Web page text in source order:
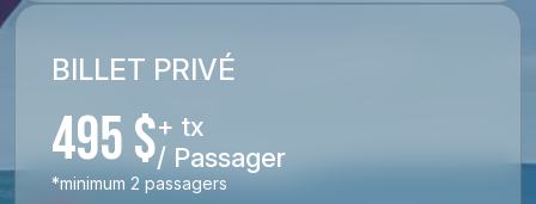
BILLET PRIVÉ
495 $+ tx
/ Passager
*minimum 2 passagers